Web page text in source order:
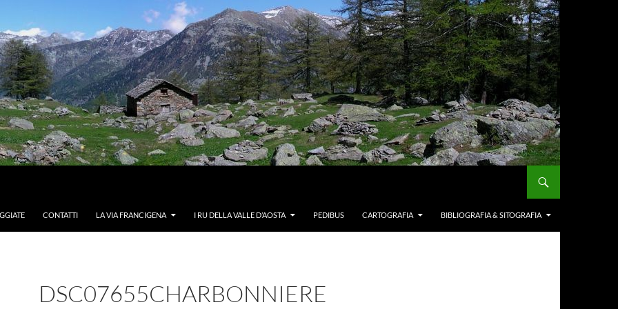
CONTATTI LA VIA FRANCIGENA I RU DELLA VALLE D’AOSTA PEDIBUS CARTOGRAFIA BIBLIOGRAFIA & SITOGRAFIA
DSC07655CHARBONNIERE